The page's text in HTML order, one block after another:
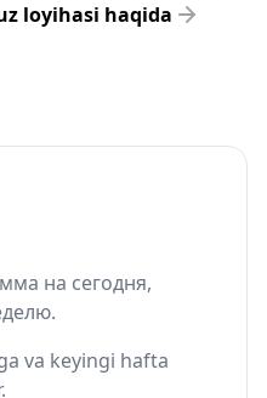
loyihasi haqida
на сегодня,
va keyingi hafta